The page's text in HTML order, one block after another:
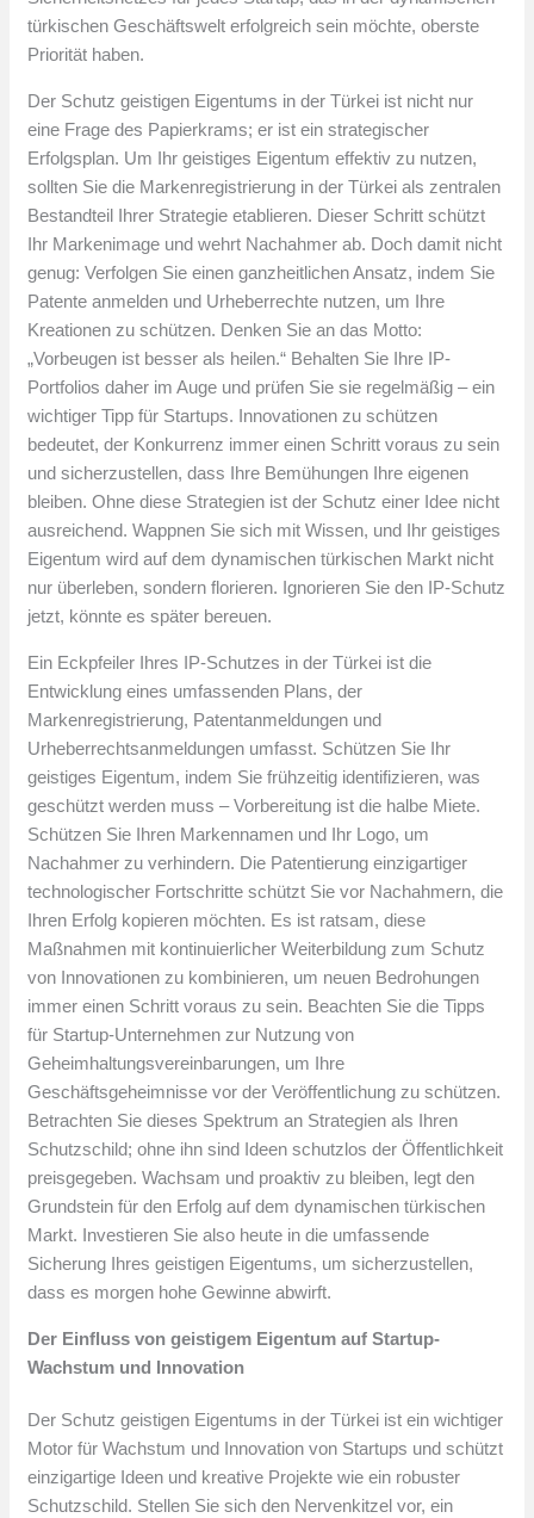
türkischen Geschäftswelt erfolgreich sein möchte, oberste
Priorität haben.
Der Schutz geistigen Eigentums in der Türkei ist nicht nur
eine Frage des Papierkrams; er ist ein strategischer
Erfolgsplan. Um Ihr geistiges Eigentum effektiv zu nutzen,
sollten Sie die Markenregistrierung in der Türkei als zentralen
Bestandteil Ihrer Strategie etablieren. Dieser Schritt schützt
Ihr Markenimage und wehrt Nachahmer ab. Doch damit nicht
genug: Verfolgen Sie einen ganzheitlichen Ansatz, indem Sie
Patente anmelden und Urheberrechte nutzen, um Ihre
Kreationen zu schützen. Denken Sie an das Motto:
„Vorbeugen ist besser als heilen.“ Behalten Sie Ihre IP-
Portfolios daher im Auge und prüfen Sie sie regelmäßig – ein
wichtiger Tipp für Startups. Innovationen zu schützen
bedeutet, der Konkurrenz immer einen Schritt voraus zu sein
und sicherzustellen, dass Ihre Bemühungen Ihre eigenen
bleiben. Ohne diese Strategien ist der Schutz einer Idee nicht
ausreichend. Wappnen Sie sich mit Wissen, und Ihr geistiges
Eigentum wird auf dem dynamischen türkischen Markt nicht
nur überleben, sondern florieren. Ignorieren Sie den IP-Schutz
jetzt, könnte es später bereuen.
Ein Eckpfeiler Ihres IP-Schutzes in der Türkei ist die
Entwicklung eines umfassenden Plans, der
Markenregistrierung, Patentanmeldungen und
Urheberrechtsanmeldungen umfasst. Schützen Sie Ihr
geistiges Eigentum, indem Sie frühzeitig identifizieren, was
geschützt werden muss – Vorbereitung ist die halbe Miete.
Schützen Sie Ihren Markennamen und Ihr Logo, um
Nachahmer zu verhindern. Die Patentierung einzigartiger
technologischer Fortschritte schützt Sie vor Nachahmern, die
Ihren Erfolg kopieren möchten. Es ist ratsam, diese
Maßnahmen mit kontinuierlicher Weiterbildung zum Schutz
von Innovationen zu kombinieren, um neuen Bedrohungen
immer einen Schritt voraus zu sein. Beachten Sie die Tipps
für Startup-Unternehmen zur Nutzung von
Geheimhaltungsvereinbarungen, um Ihre
Geschäftsgeheimnisse vor der Veröffentlichung zu schützen.
Betrachten Sie dieses Spektrum an Strategien als Ihren
Schutzschild; ohne ihn sind Ideen schutzlos der Öffentlichkeit
preisgegeben. Wachsam und proaktiv zu bleiben, legt den
Grundstein für den Erfolg auf dem dynamischen türkischen
Markt. Investieren Sie also heute in die umfassende
Sicherung Ihres geistigen Eigentums, um sicherzustellen,
dass es morgen hohe Gewinne abwirft.
Der Einfluss von geistigem Eigentum auf Startup-
Wachstum und Innovation
Der Schutz geistigen Eigentums in der Türkei ist ein wichtiger
Motor für Wachstum und Innovation von Startups und schützt
einzigartige Ideen und kreative Projekte wie ein robuster
Schutzschild. Stellen Sie sich den Nervenkitzel vor, ein